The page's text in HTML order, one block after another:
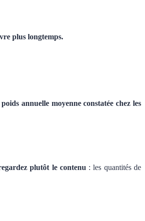
plus longtemps.
annuelle moyenne constatée chez les
plutôt le contenu : les quantités de